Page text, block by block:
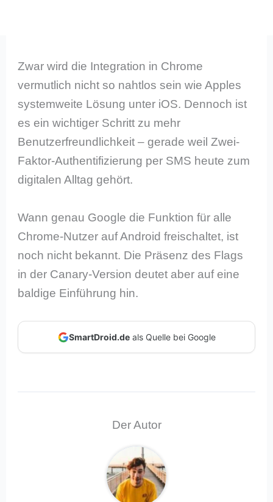
Zwar wird die Integration in Chrome
vermutlich nicht so nahtlos sein wie Apples
systemweite Lösung unter iOS. Dennoch ist
es ein wichtiger Schritt zu mehr
Benutzerfreundlichkeit – gerade weil Zwei-
Faktor-Authentifizierung per SMS heute zum
digitalen Alltag gehört.
Wann genau Google die Funktion für alle
Chrome-Nutzer auf Android freischaltet, ist
noch nicht bekannt. Die Präsenz des Flags
in der Canary-Version deutet aber auf eine
baldige Einführung hin.
SmartDroid.deals Quelle bei Google
Der Autor